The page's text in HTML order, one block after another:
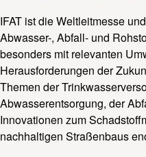
IFAT ist die Weltleitmesse
Abwasser-, Abfall- und
besonders mit relevanten
Herausforderungen der
Themen der
Abwasserentsorgung, der
Innovationen zum
nachhaltigen Straßenbaus